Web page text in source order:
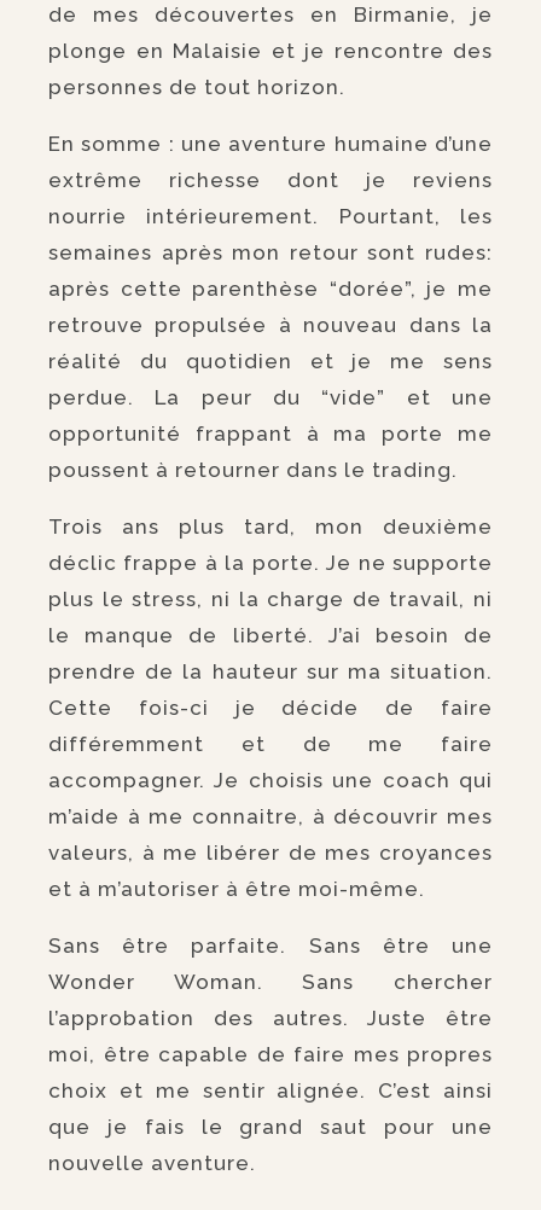
de mes découvertes en Birmanie, je
plonge en Malaisie et je rencontre des
personnes de tout horizon.
En somme : une aventure humaine d’une
extrême richesse dont je reviens
nourrie intérieurement. Pourtant, les
semaines après mon retour sont rudes:
après cette parenthèse “dorée”, je me
retrouve propulsée à nouveau dans la
réalité du quotidien et je me sens
perdue. La peur du “vide” et une
opportunité frappant à ma porte me
poussent à retourner dans le trading.
Trois ans plus tard, mon deuxième
déclic frappe à la porte. Je ne supporte
plus le stress, ni la charge de travail, ni
le manque de liberté. J’ai besoin de
prendre de la hauteur sur ma situation.
Cette fois-ci je décide de faire
différemment et de me faire
accompagner. Je choisis une coach qui
m’aide à me connaitre, à découvrir mes
valeurs, à me libérer de mes croyances
et à m’autoriser à être moi-même.
Sans être parfaite. Sans être une
Wonder Woman. Sans chercher
l’approbation des autres. Juste être
moi, être capable de faire mes propres
choix et me sentir alignée. C’est ainsi
que je fais le grand saut pour une
nouvelle aventure.